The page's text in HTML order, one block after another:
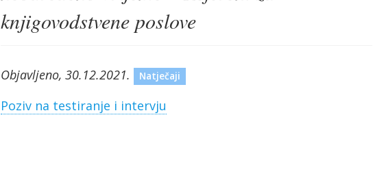
knjigovodstvene poslove
Objavljeno, 30.12.2021. Natječaji
Poziv na testiranje i intervju